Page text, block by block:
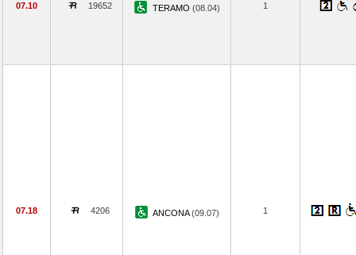
07.10 19652 TERAMO (08.04) 1
07.18 4206 ANCONA(09.07) 1